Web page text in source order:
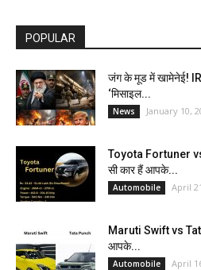
POPULAR
जंग के मूड में खामेनेई!
‘मिसाइल...
News January 10,
Toyota Fortuner
सी कार हैं आपके...
Automobile April
Maruti Swift vs
आपके...
Automobile April